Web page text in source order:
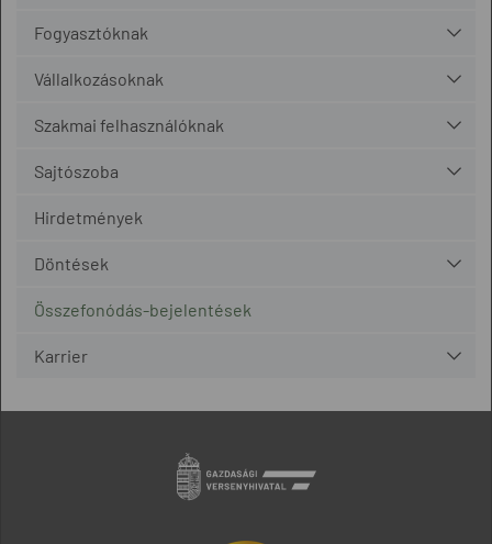
Fogyasztóknak
Vállalkozásoknak
Szakmai felhasználóknak
Sajtószoba
Hirdetmények
Döntések
Összefonódás-bejelentések
Karrier